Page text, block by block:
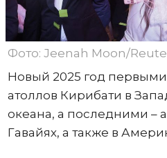
Фото: Jeenah Moon/
Новый 2025 год
атоллов Кирибати в
океана, а последними –
Гавайях, а также в